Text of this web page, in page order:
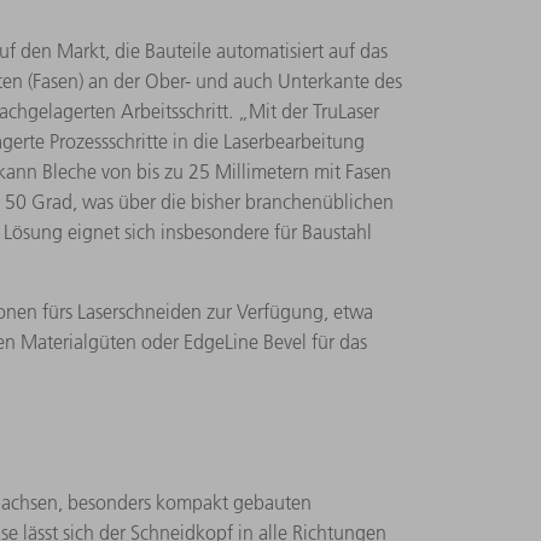
den Markt, die Bauteile automatisiert auf das
(Fasen) an der Ober- und auch Unterkante des
Arbeitsschritt. „Mit der TruLaser
Prozessschritte in die Laserbearbeitung
Bleche von bis zu 25 Millimetern mit Fasen
Grad, was über die bisher branchenüblichen
eignet sich insbesondere für Baustahl
fürs Laserschneiden zur Verfügung, etwa
Materialgüten oder EdgeLine Bevel für das
besonders kompakt gebauten
lässt sich der Schneidkopf in alle Richtungen